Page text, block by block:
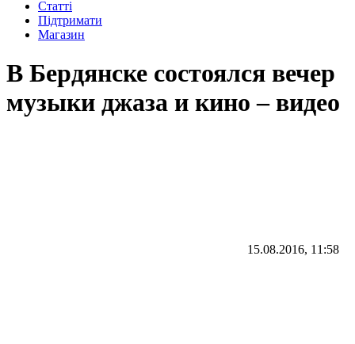
Статті
Підтримати
Магазин
В Бердянске состоялся вечер
музыки джаза и кино – видео
15.08.2016, 11:58